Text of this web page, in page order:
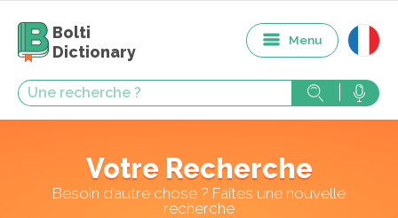
Bolti
Dictionary
Menu
Votre Recherche
Besoin d’autre chose ? Faites une nouvelle
recherche